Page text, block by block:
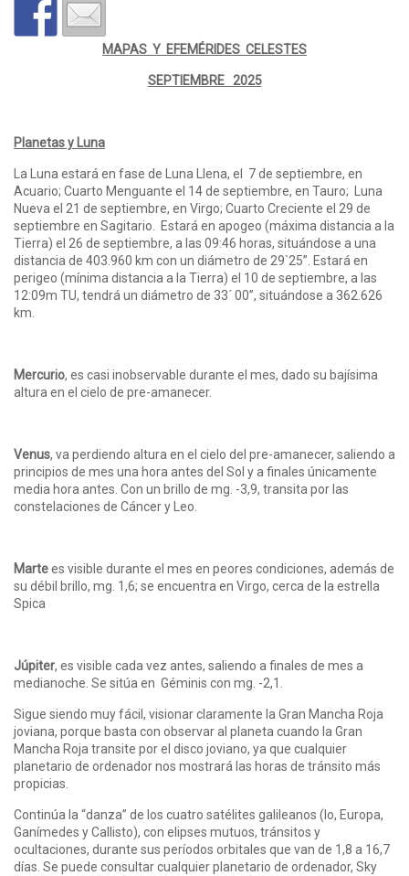
MAPAS Y EFEMÉRIDES CELESTES
SEPTIEMBRE 2025
Planetas y Luna
La Luna estará en fase de Luna Llena, el 7 de septiembre, en
Acuario; Cuarto Menguante el 14 de septiembre, en Tauro; Luna
Nueva el 21 de septiembre, en Virgo; Cuarto Creciente el 29 de
septiembre en Sagitario. Estará en apogeo (máxima distancia a la
Tierra) el 26 de septiembre, a las 09:46 horas, situándose a una
distancia de 403.960 km con un diámetro de 29`25”. Estará en
perigeo (mínima distancia a la Tierra) el 10 de septiembre, a las
12:09m TU, tendrá un diámetro de 33´ 00”, situándose a 362.626
km.
Mercurio, es casi inobservable durante el mes, dado su bajísima
altura en el cielo de pre-amanecer.
Venus, va perdiendo altura en el cielo del pre-amanecer, saliendo a
principios de mes una hora antes del Sol y a finales únicamente
media hora antes. Con un brillo de mg. -3,9, transita por las
constelaciones de Cáncer y Leo.
Martees visible durante el mes en peores condiciones, además de
su débil brillo, mg. 1,6; se encuentra en Virgo, cerca de la estrella
Spica
Júpiter, es visible cada vez antes, saliendo a finales de mes a
medianoche. Se sitúa en Géminis con mg. -2,1.
Sigue siendo muy fácil, visionar claramente la Gran Mancha Roja
joviana, porque basta con observar al planeta cuando la Gran
Mancha Roja transite por el disco joviano, ya que cualquier
planetario de ordenador nos mostrará las horas de tránsito más
propicias.
Continúa la “danza” de los cuatro satélites galileanos (Io, Europa,
Ganímedes y Callisto), con elipses mutuos, tránsitos y
ocultaciones, durante sus períodos orbitales que van de 1,8 a 16,7
días. Se puede consultar cualquier planetario de ordenador, Sky